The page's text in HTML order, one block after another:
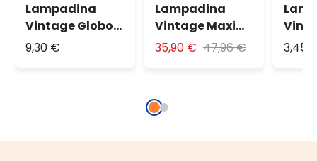
Lampadina
Vintage Globo,
4W
9,30 €
Lampadina
Vintage Maxi
Globo, Ø 200
dimmerabile
35,90 € 47,96 € 3,45